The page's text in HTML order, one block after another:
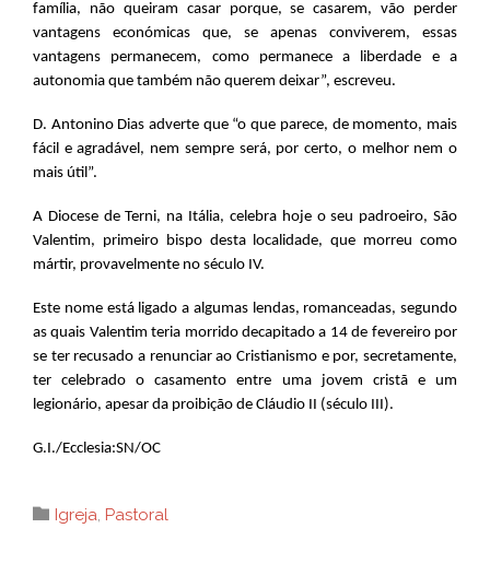
família, não queiram casar porque, se casarem, vão perder
vantagens económicas que, se apenas conviverem, essas
vantagens permanecem, como permanece a liberdade e a
autonomia que também não querem deixar”, escreveu.
D. Antonino Dias adverte que “o que parece, de momento, mais
fácil e agradável, nem sempre será, por certo, o melhor nem o
mais útil”.
A Diocese de Terni, na Itália, celebra hoje o seu padroeiro, São
Valentim, primeiro bispo desta localidade, que morreu como
mártir, provavelmente no século IV.
Este nome está ligado a algumas lendas, romanceadas, segundo
as quais Valentim teria morrido decapitado a 14 de fevereiro por
se ter recusado a renunciar ao Cristianismo e por, secretamente,
ter celebrado o casamento entre uma jovem cristã e um
legionário, apesar da proibição de Cláudio II (século III).
G.I./Ecclesia:SN/OC
 Category
Igreja, Pastoral